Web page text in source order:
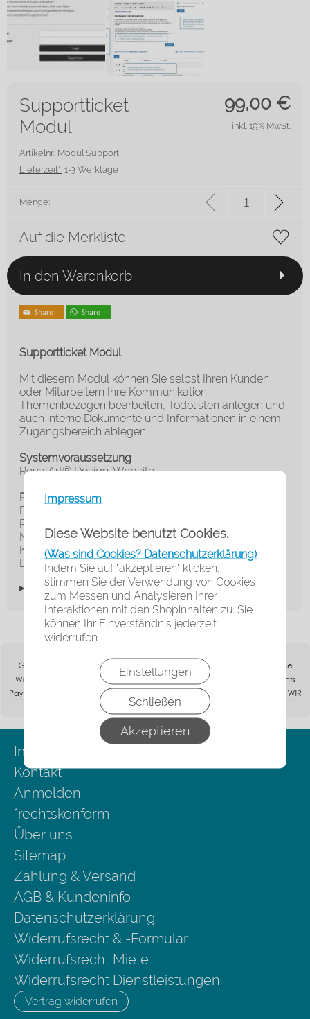
Impressum
Diese Website benutzt Cookies.
(Was sind Cookies? Datenschutzerklärung)
Indem Sie auf "akzeptieren" klicken,
stimmen Sie der Verwendung von Cookies
zum Messen und Analysieren Ihrer
Interaktionen mit den Shopinhalten zu. Sie
können Ihr Einverständnis jederzeit
widerrufen.
Einstellungen
Schließen
Akzeptieren
99,00 €
Supportticket
Modul
Artikelnr.: Modul Support
Lieferzeit*: 1-3 Werktage
inkl. 19% MwSt.
Menge:
Auf die Merkliste
In den Warenkorb
Supportticket Modul
Mit diesem Modul können Sie selbst Ihren Kunden
oder Mitarbeitern Ihre Kommunikation
Themenbezogen bearbeiten, Todolisten anlegen und
auch interne Dokumente und Informationen in einem
Zugangsbereich ablegen.
Systemvoraussetzung
RoyalArt® Design-Website
Rechtliche Informationspflichten
Der Hersteller des Moduls / der Funktionen ist die
RoyalArt® Agentur
Marke: Flow® Shopsoftware
Kontakt: RoyalArt® Agentur, Edelsteinstr. 17, 23566
Lübeck,royalart.de, Tel. 0451-38944369
▸Widerrufsbelehrung
Impressum
Kontakt
Anmelden
*rechtskonform
Über uns
Sitemap
Zahlung & Versand
AGB & Kundeninfo
Datenschutzerklärung
Widerrufsrecht & -Formular
Widerrufsrecht Miete
Widerrufsrecht Dienstleistungen
Vertrag widerrufen